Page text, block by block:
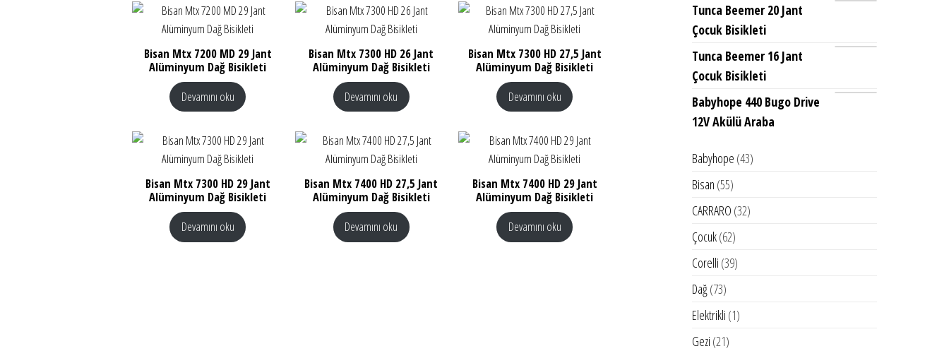
Bisan Mtx 7200 MD 29 Jant
Alüminyum Dağ Bisikleti
Devamını oku
Bisan Mtx 7300 HD 26 Jant
Alüminyum Dağ Bisikleti
Devamını oku
Bisan Mtx 7300 HD 27,5 Jant
Alüminyum Dağ Bisikleti
Devamını oku
Bisan Mtx 7300 HD 29 Jant
Alüminyum Dağ Bisikleti
Devamını oku
Bisan Mtx 7400 HD 27,5 Jant
Alüminyum Dağ Bisikleti
Devamını oku
Bisan Mtx 7400 HD 29 Jant
Alüminyum Dağ Bisikleti
Devamını oku
Tunca Beemer 20 Jant
Çocuk Bisikleti
Tunca Beemer 16 Jant
Çocuk Bisikleti
Babyhope 440 Bugo Drive
12V Akülü Araba
Babyhope 4343
Bisan 5555
ürün
CARRARO 3232
Çocuk 6262
ürün
Corelli 3939
Dağ 7373
ürün
Elektrikli 11
Gezi 2121